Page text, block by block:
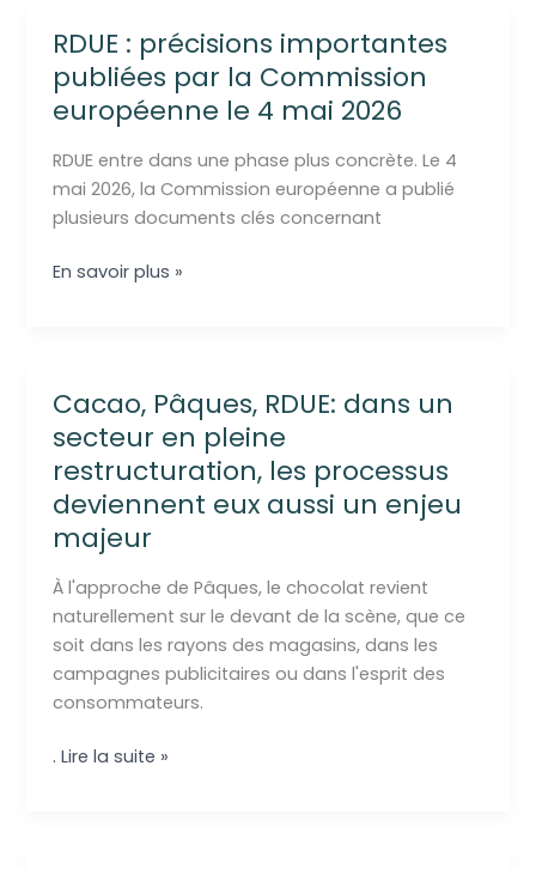
suffit
pas
de
déposer
une
déclaration
RDUE : précisions importantes
publiées par la Commission
européenne le 4 mai 2026
RDUE entre dans une phase plus concrète. Le 4
mai 2026, la Commission européenne a publié
plusieurs documents clés concernant
RDUE
par
la
Commission
européenne
le
mai
2026
En savoir plus »
Cacao, Pâques, RDUE: dans un
secteur en pleine
restructuration, les processus
deviennent eux aussi un enjeu
majeur
À l'approche de Pâques, le chocolat revient
naturellement sur le devant de la scène, que ce
soit dans les rayons des magasins, dans les
campagnes publicitaires ou dans l'esprit des
consommateurs.
Cacao,
. Lire la suite »